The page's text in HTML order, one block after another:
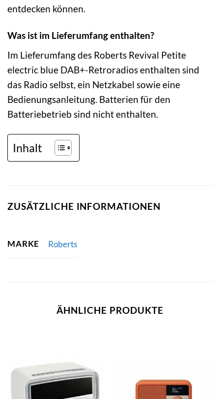
entdecken können.
Was ist im Lieferumfang enthalten?
Im Lieferumfang des Roberts Revival Petite
electric blue DAB+-Retroradios enthalten sind
das Radio selbst, ein Netzkabel sowie eine
Bedienungsanleitung. Batterien für den
Batteriebetrieb sind nicht enthalten.
Inhalt
ZUSÄTZLICHE INFORMATIONEN
MARKE Roberts
ÄHNLICHE PRODUKTE